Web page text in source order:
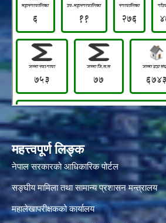
महत्त्वपूर्ण लिङ्क
नेपाल सरकारको आधिकारिक पोर्टल
सङ्‍घीय मामिला तथा सामान्य प्रशासन मन्त्रालय
महालेखापरीक्षकको कार्यालय